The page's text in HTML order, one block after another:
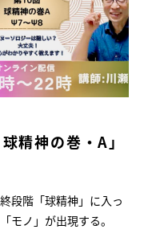
精神の巻・A」
段階「球精神」に入っ
モノ」が出現する。